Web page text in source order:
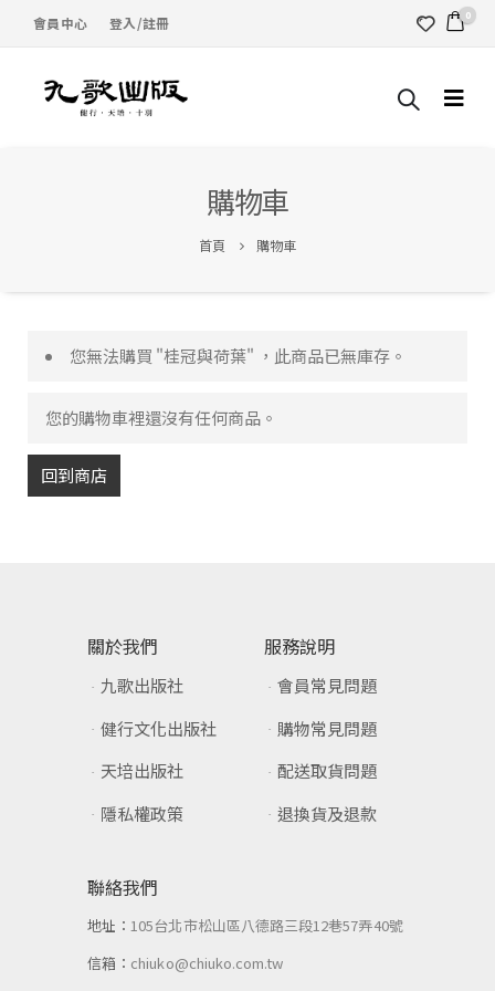
會員中心 登入/註冊 0
購物車
首頁 購物車
您無法購買 "桂冠與荷葉" ，此商品已無庫存。
您的購物車裡還沒有任何商品。
回到商店
關於我們
九歌出版社
健行文化出版社
天培出版社
隱私權政策
服務說明
會員常見問題
購物常見問題
配送取貨問題
退換貨及退款
聯絡我們
地址：105台北市松山區八德路三段12巷57弄40號
信箱： chiuko@chiuko.com.tw